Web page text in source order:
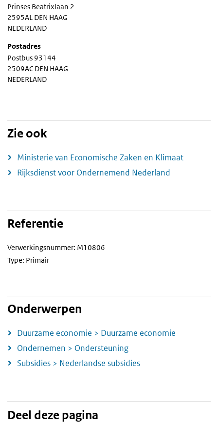
Prinses Beatrixlaan 2
2595AL DEN HAAG
NEDERLAND
Postadres
Postbus 93144
2509AC DEN HAAG
NEDERLAND
Zie ook
Ministerie van Economische Zaken en Klimaat
Rijksdienst voor Ondernemend Nederland
Referentie
Verwerkingsnummer: M10806
Type: Primair
Onderwerpen
Duurzame economie > Duurzame economie
Ondernemen > Ondersteuning
Subsidies > Nederlandse subsidies
Deel deze pagina